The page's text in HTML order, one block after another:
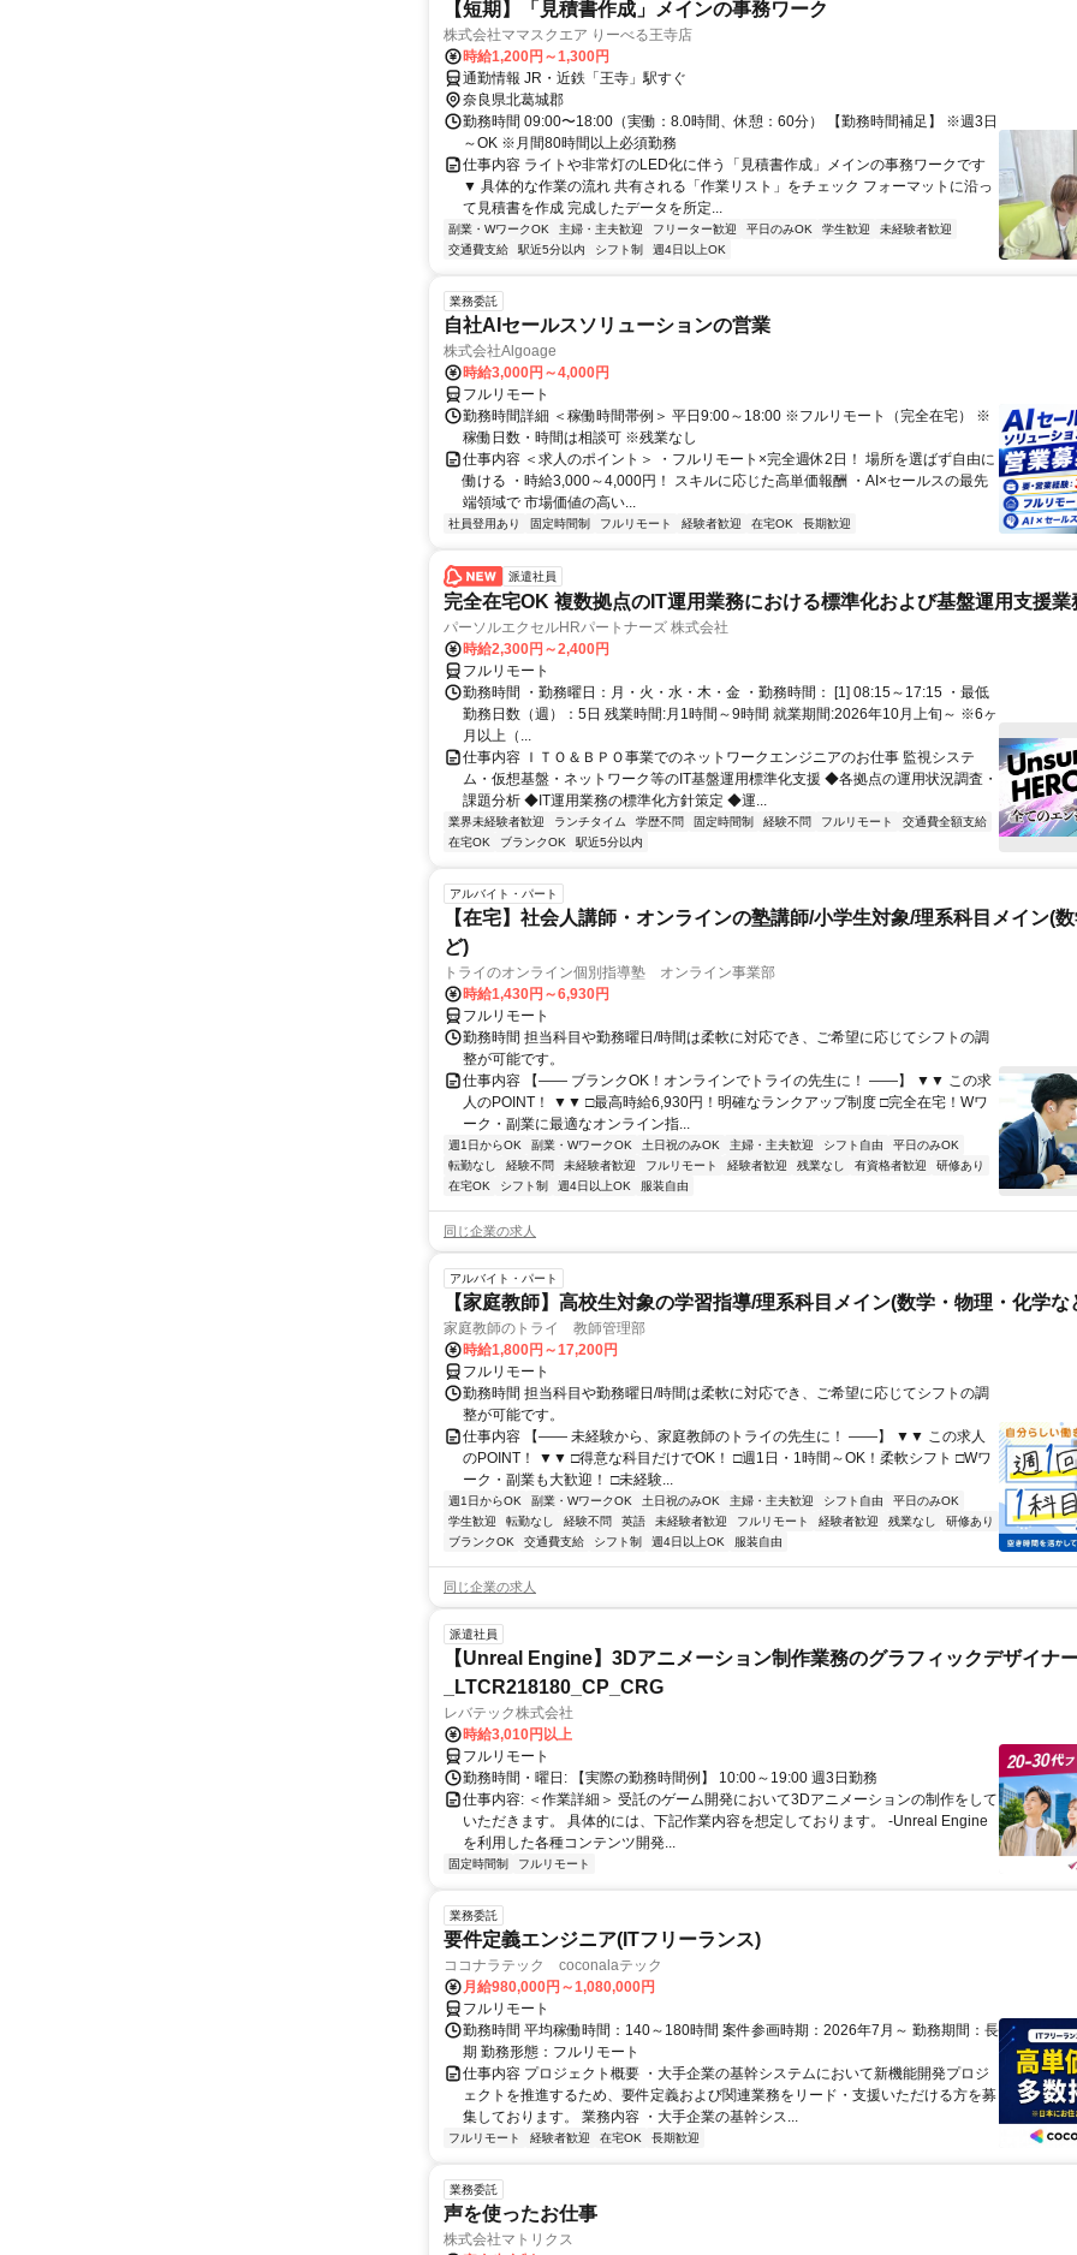
【短期】「見積書作成」メインの事務ワーク
株式会社ママスクエア りーべる王寺店
時給1,200円～1,300円
通勤情報 JR・近鉄「王寺」駅すぐ
奈良県北葛城郡
勤務時間 09:00〜18:00（実働：8.0時間、休憩：60分） 【勤務時間補足】 ※週3日
～OK ※月間80時間以上必須勤務
仕事内容 ライトや非常灯のLED化に伴う「見積書作成」メインの事務ワークです
▼ 具体的な作業の流れ 共有される「作業リスト」をチェック フォーマットに沿っ
て見積書を作成 完成したデータを所定...
副業・WワークOK 主婦・主夫歓迎 フリーター歓迎 平日のみOK 学生歓迎
未経験者歓迎
交通費支給
駅近5分以内 シフト制 週4日以上OK
業務委託
自社AIセールスソリューションの営業
株式会社Algoage
時給3,000円～4,000円
フルリモート
勤務時間詳細 ＜稼働時間帯例＞ 平日9:00～18:00 ※フルリモート（完全在宅） ※
稼働日数・時間は相談可 ※残業なし
仕事内容 ＜求人のポイント＞ ・フルリモート×完全週休2日！ 場所を選ばず自由に
働ける ・時給3,000～4,000円！ スキルに応じた高単価報酬 ・AI×セールスの最先
端領域で 市場価値の高い...
社員登用あり 固定時間制 フルリモート 経験者歓迎 在宅OK 長期歓迎
派遣社員
完全在宅OK 複数拠点のIT運用業務における標準化および基盤運用支援業
パーソルエクセルHRパートナーズ 株式会社
時給2,300円～2,400円
フルリモート
勤務時間 ・勤務曜日：月・火・水・木・金 ・勤務時間： [1] 08:15～17:15 ・最低
勤務日数（週）：5日 残業時間:月1時間～9時間 就業期間:2026年10月上旬～ ※6ヶ
月以上（...
仕事内容 ＩＴＯ＆ＢＰＯ事業でのネットワークエンジニアのお仕事 監視システ
ム・仮想基盤・ネットワーク等のIT基盤運用標準化支援 ◆各拠点の運用状況調査・
課題分析 ◆IT運用業務の標準化方針策定 ◆運...
業界未経験者歓迎 ランチタイム 学歴不問 固定時間制 経験不問 フルリモート
交通費全額支給
在宅OK
ブランクOK 駅近5分以内
アルバイト・パート
【在宅】社会人講師・オンラインの塾講師/小学生対象/理系科目メイン(
ど)
トライのオンライン個別指導塾 オンライン事業部
時給1,430円～6,930円
フルリモート
勤務時間 担当科目や勤務曜日/時間は柔軟に対応でき、ご希望に応じてシフトの調
整が可能です。
仕事内容 【―― ブランクOK！オンラインでトライの先生に！ ――】 ▼▼ この求
人のPOINT！ ▼▼ □最高時給6,930円！明確なランクアップ制度 □完全在宅！Wワ
ーク・副業に最適なオンライン指...
週1日からOK 副業・WワークOK 土日祝のみOK 主婦・主夫歓迎 シフト自由
平日のみOK
転勤なし
経験不問 未経験者歓迎 フルリモート 経験者歓迎 残業なし 有資格者歓迎
研修あり
在宅OK
シフト制 週4日以上OK 服装自由
同じ企業の求人
アルバイト・パート
【家庭教師】高校生対象の学習指導/理系科目メイン(数学・物理・化学な
家庭教師のトライ 教師管理部
時給1,800円～17,200円
フルリモート
勤務時間 担当科目や勤務曜日/時間は柔軟に対応でき、ご希望に応じてシフトの調
整が可能です。
仕事内容 【―― 未経験から、家庭教師のトライの先生に！ ――】 ▼▼ この求人
のPOINT！ ▼▼ □得意な科目だけでOK！ □週1日・1時間～OK！柔軟シフト □Wワ
ーク・副業も大歓迎！ □未経験...
週1日からOK 副業・WワークOK 土日祝のみOK 主婦・主夫歓迎 シフト自由
平日のみOK
学生歓迎
転勤なし 経験不問 英語 未経験者歓迎 フルリモート 経験者歓迎 残業なし
研修あり
ブランクOK
交通費支給 シフト制 週4日以上OK 服装自由
同じ企業の求人
派遣社員
【Unreal Engine】3Dアニメーション制作業務のグラフィックデザイナ
_LTCR218180_CP_CRG
レバテック株式会社
時給3,010円以上
フルリモート
勤務時間・曜日: 【実際の勤務時間例】 10:00～19:00 週3日勤務
仕事内容: ＜作業詳細＞ 受託のゲーム開発において3Dアニメーションの制作をして
いただきます。 具体的には、下記作業内容を想定しております。 -Unreal Engine
を利用した各種コンテンツ開発...
固定時間制 フルリモート
業務委託
要件定義エンジニア(ITフリーランス)
ココナラテック coconalaテック
月給980,000円～1,080,000円
フルリモート
勤務時間 平均稼働時間：140～180時間 案件参画時期：2026年7月～ 勤務期間：長
期 勤務形態：フルリモート
仕事内容 プロジェクト概要 ・大手企業の基幹システムにおいて新機能開発プロジ
ェクトを推進するため、要件定義および関連業務をリード・支援いただける方を募
集しております。 業務内容 ・大手企業の基幹シス...
フルリモート 経験者歓迎 在宅OK 長期歓迎
業務委託
声を使ったお仕事
株式会社マトリクス